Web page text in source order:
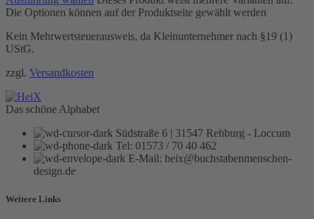
Die Optionen können auf der Produktseite gewählt werden
Kein Mehrwertsteuerausweis, da Kleinunternehmer nach §19 (1)
UStG.
zzgl. Versandkosten
Das schöne Alphabet
Südstraße 6 | 31547 Rehburg - Loccum
Tel: 01573 / 70 40 462
E-Mail: heix@buchstabenmenschen-
design.de
Weitere Links